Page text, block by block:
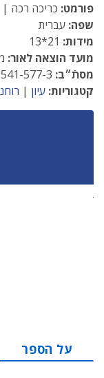
פורמט: כריכה רכה | 226 עמ׳
שפה: עברית
מידות:
מועד הוצאה לאור:
מסתֿ״ב:
קטגוריות: עיון |
על הספר